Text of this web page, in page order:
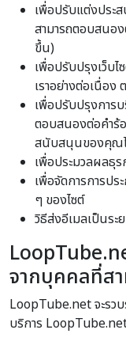
เพื่อปรับแต่งประ
สามารถตอบสนอ
ขึ้น)
เพื่อปรับปรุงเว็บไ
เราอย่างต่อเนื่อง
เพื่อปรับปรุงการ
ตอบสนองต่อคำร้
สนับสนุนของคุณ
เพื่อประมวลผลธุ
เพื่อจัดการการป
ๆ ของไซต์
วิธีส่งอีเมลเป็นระย
จากบุคคลที่สา
LoopTube.net จะรว
บริการ